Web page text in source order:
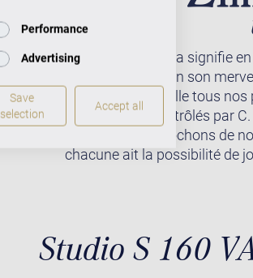
Zimmermann, cela signifie
vous d’entendre un son
raison pour laquelle tous
et également contrôlés par
nous nous rapprochons de
chacune ait la possibilité de
Studio S 160
Performance
Advertising
Save
selection
Accept all